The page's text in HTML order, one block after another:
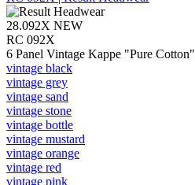
28.092X NEW
RC 092X
6 Panel Vintage Kappe "Pure Cotton"
vintage black
vintage grey
vintage sand
vintage stone
vintage bottle
vintage mustard
vintage orange
vintage red
vintage pink